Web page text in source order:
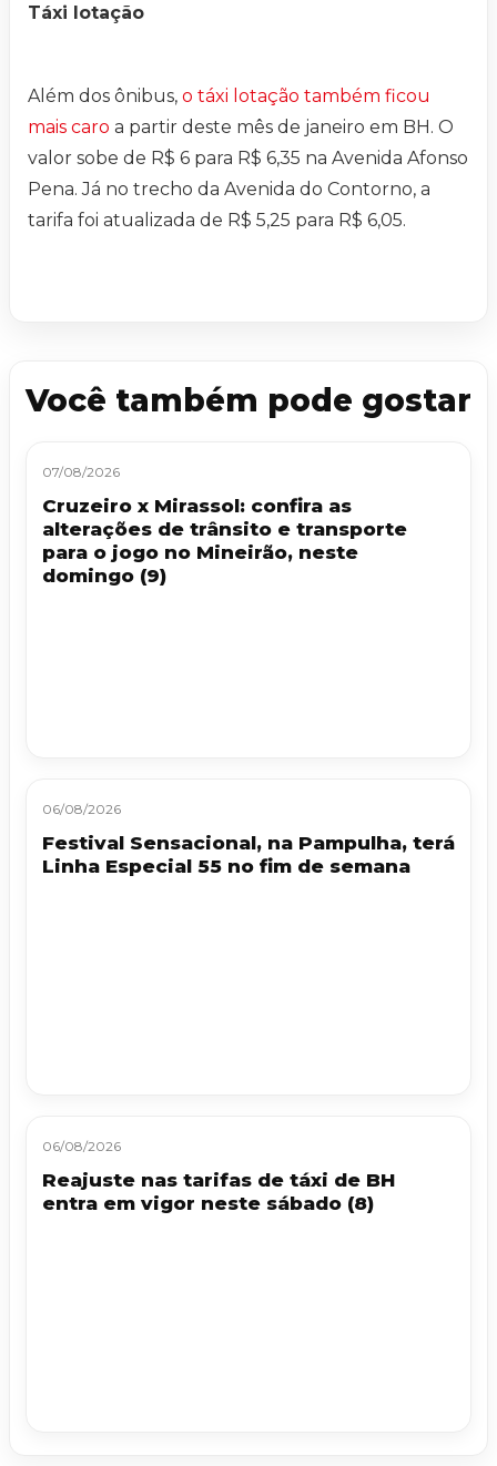
Táxi lotação
Além dos ônibus, o táxi lotação também ficou
mais caro a partir deste mês de janeiro em BH. O
valor sobe de R$ 6 para R$ 6,35 na Avenida Afonso
Pena. Já no trecho da Avenida do Contorno, a
tarifa foi atualizada de R$ 5,25 para R$ 6,05.
Você também pode gostar
07/08/2026
Cruzeiro x Mirassol: confira as
alterações de trânsito e transporte
para o jogo no Mineirão, neste
domingo (9)
06/08/2026
Festival Sensacional, na Pampulha, terá
Linha Especial 55 no fim de semana
06/08/2026
Reajuste nas tarifas de táxi de BH
entra em vigor neste sábado (8)